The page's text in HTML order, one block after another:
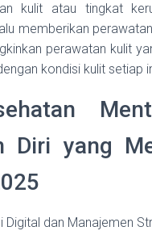
kulit atau tingkat
memberikan
perawatan kulit
kondisi kulit setiap
Diri yang
Digital dan Manajemen